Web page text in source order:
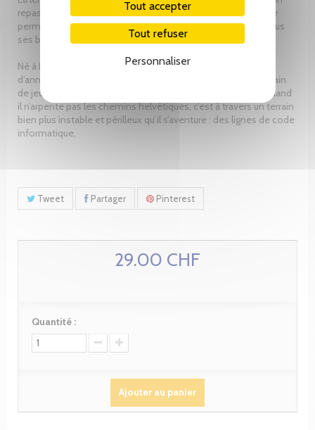
Tout accepter
Tout refuser
Personnaliser
repas dans une auberge de montagne ou une rentrée tardive
permettent de prolonger ce plaisir et de recharger encore plus
ses batteries avant le retour en plaine.
Né à Fribourg en 1967, l’auteur s’est installé il y a une dizaine
d’années à Montreux. Cela afin de se rapprocher de son terrain
de jeu favori : les montagnes valaisannes et valdôtaines. Quand
il n’arpente pas les chemins helvétiques, c’est à travers un terrain
bien plus instable et périlleux qu’il s’aventure : des lignes de code
informatique,
Tweet Partager Pinterest
29.00 CHF
Quantité :
Ajouter au panier